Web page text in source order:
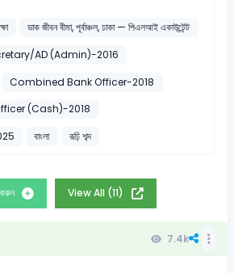
ডাক জীবন বীমা, পূর্বাঞ্চল, ঢাকা — পিএলআই একাউন্টেন্ট
AD (Admin)-2016
Combined Bank Officer-2018
(Cash)-2018
বাংলা রূঢ়ি শব্দ
View All (11)
7.4k